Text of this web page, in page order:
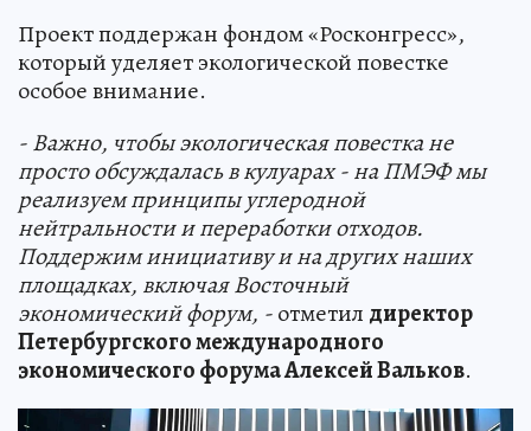
Проект поддержан фондом «Росконгресс»,
который уделяет экологической повестке
особое внимание.
- Важно, чтобы экологическая повестка не
просто обсуждалась в кулуарах - на ПМЭФ мы
реализуем принципы углеродной
нейтральности и переработки отходов.
Поддержим инициативу и на других наших
площадках, включая Восточный
экономический форум, -отметил директор
Петербургского международного
экономического форума Алексей Вальков.